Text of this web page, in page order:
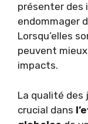
présenter des
endommager
Lorsqu’elles
peuvent mieux
impacts.
La qualité des
crucial dans